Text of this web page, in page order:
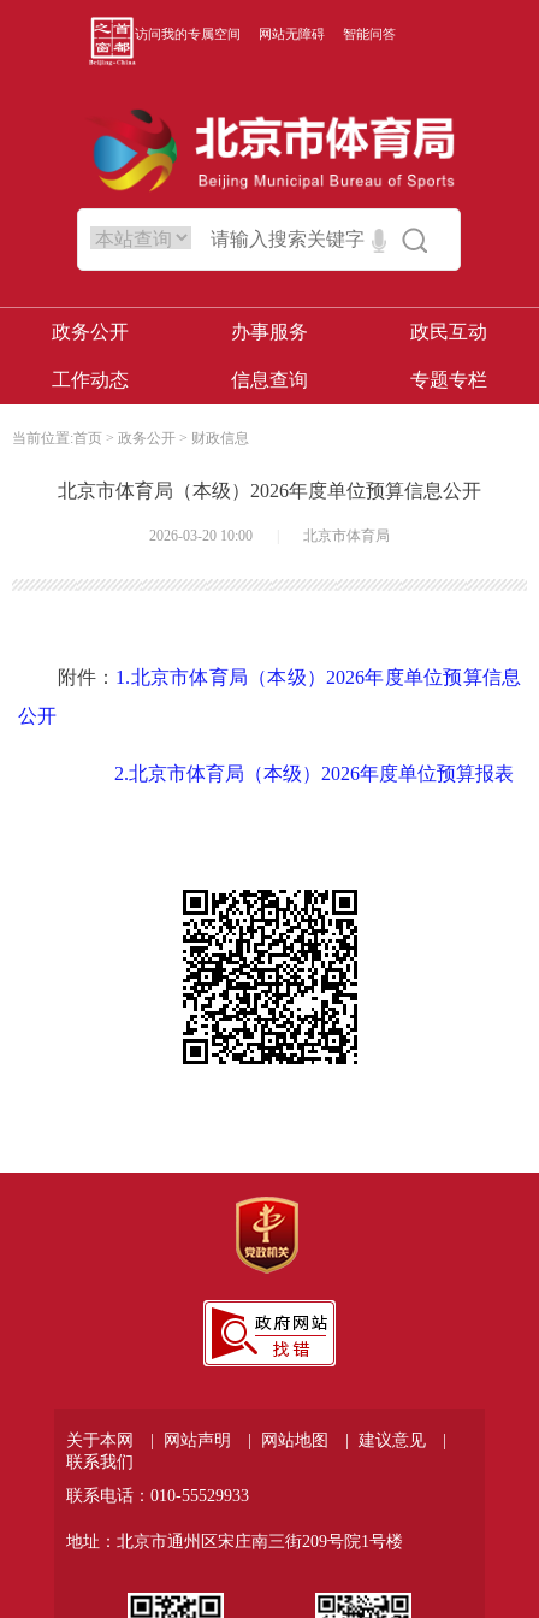
访问我的专属空间 网站无障碍 智能问答
政务公开 办事服务 政民互动
工作动态 信息查询 专题专栏
当前位置:首页 > 政务公开 > 财政信息
北京市体育局（本级）2026年度单位预算信息公开
2026-03-20 10:00 北京市体育局
附件： 1.北京市体育局（本级）2026年度单位预算信息
公开
2.北京市体育局（本级）2026年度单位预算报表
关于本网 | 网站声明 | 网站地图 |
建议意见 |
联系我们
联系电话：010-55529933
地址：北京市通州区宋庄南三街209号院1号楼